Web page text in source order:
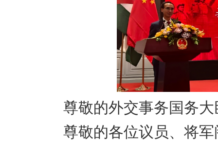
尊敬的外交事务国务
尊敬的各位议员、将